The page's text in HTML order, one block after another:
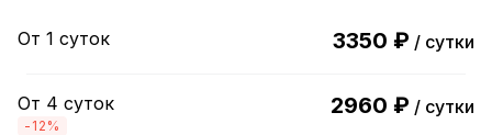
От 1 суток 3350 ₽ / сутки
От 4 суток
-12%
2960 ₽ / сутки